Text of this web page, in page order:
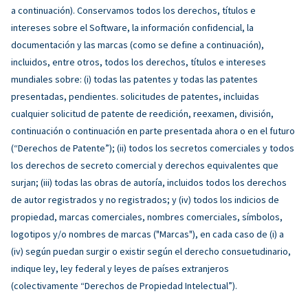
a continuación). Conservamos todos los derechos, títulos e
intereses sobre el Software, la información confidencial, la
documentación y las marcas (como se define a continuación),
incluidos, entre otros, todos los derechos, títulos e intereses
mundiales sobre: (i) todas las patentes y todas las patentes
presentadas, pendientes. solicitudes de patentes, incluidas
cualquier solicitud de patente de reedición, reexamen, división,
continuación o continuación en parte presentada ahora o en el futuro
(“Derechos de Patente”); (ii) todos los secretos comerciales y todos
los derechos de secreto comercial y derechos equivalentes que
surjan; (iii) todas las obras de autoría, incluidos todos los derechos
de autor registrados y no registrados; y (iv) todos los indicios de
propiedad, marcas comerciales, nombres comerciales, símbolos,
logotipos y/o nombres de marcas ("Marcas"), en cada caso de (i) a
(iv) según puedan surgir o existir según el derecho consuetudinario,
indique ley, ley federal y leyes de países extranjeros
(colectivamente “Derechos de Propiedad Intelectual”).